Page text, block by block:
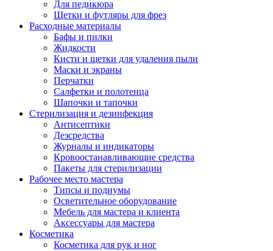
Для педикюра
Щетки и футляры для фрез
Расходные материалы
Бафы и пилки
Жидкости
Кисти и щетки для удаления пыли
Маски и экраны
Перчатки
Салфетки и полотенца
Шапочки и тапочки
Стерилизация и дезинфекция
Антисептики
Дезсредства
Журналы и индикаторы
Кровоостанавливающие средства
Пакеты для стерилизации
Рабочее место мастера
Типсы и подиумы
Осветительное оборудование
Мебель для мастера и клиента
Аксессуары для мастера
Косметика
Косметика для рук и ног